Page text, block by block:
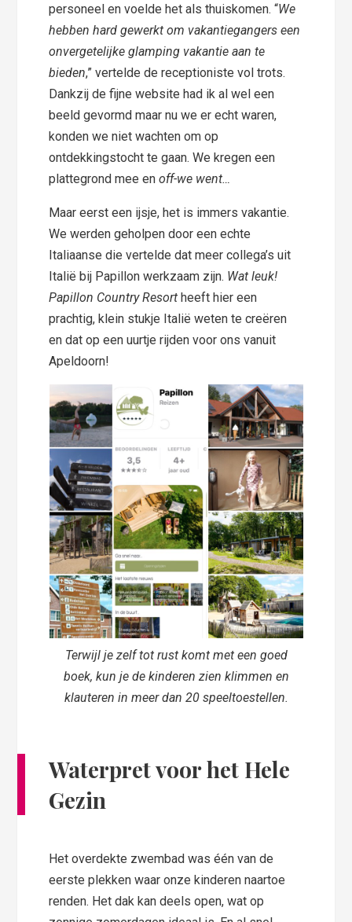
personeel en voelde het als thuiskomen. “We
hebben hard gewerkt om vakantiegangers een
onvergetelijke glamping vakantie aan te
bieden,” vertelde de receptioniste vol trots.
Dankzij de fijne website had ik al wel een
beeld gevormd maar nu we er echt waren,
konden we niet wachten om op
ontdekkingstocht te gaan. We kregen een
plattegrond mee enoff-we went…
Maar eerst een ijsje, het is immers vakantie.
We werden geholpen door een echte
Italiaanse die vertelde dat meer collega’s uit
Italië bij Papillon werkzaam zijn. Wat leuk!
Papillon Country Resortheeft hier een
prachtig, klein stukje Italië weten te creëren
en dat op een uurtje rijden voor ons vanuit
Apeldoorn!
Terwijl je zelf tot rust komt met een goed
boek, kun je de kinderen zien klimmen en
klauteren in meer dan 20 speeltoestellen.
Waterpret voor het Hele
Gezin
Het overdekte zwembad was één van de
eerste plekken waar onze kinderen naartoe
renden. Het dak kan deels open, wat op